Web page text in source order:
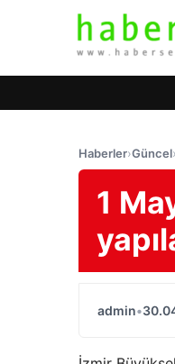
Haberler›Güncel›
1
admin•